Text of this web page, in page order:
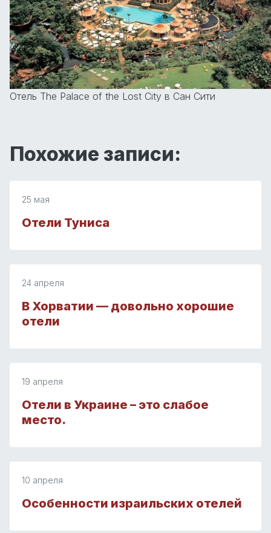
Отель The Palace of the Lost City в Сан Сити
Похожие записи:
25 мая
Отели Туниса
24 апреля
В Хорватии — довольно хорошие
отели
19 апреля
Отели в Украине – это слабое
место.
10 апреля
Особенности израильских отелей